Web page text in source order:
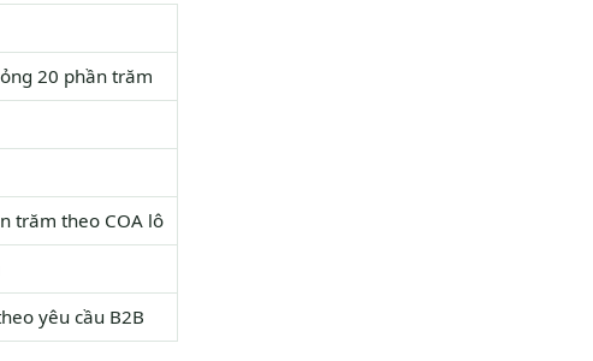
20 phần trăm
trăm theo COA lô
yêu cầu B2B